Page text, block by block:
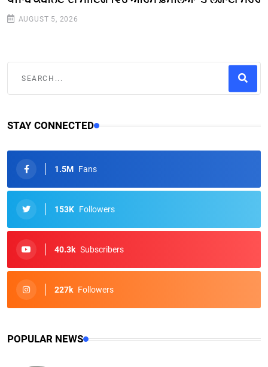
AUGUST 5, 2026
STAY CONNECTED
1.5M Fans
153K Followers
40.3k Subscribers
227k Followers
POPULAR NEWS